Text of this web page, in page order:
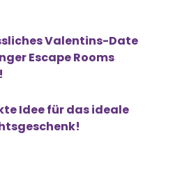
Valentins-Date
Escape Rooms
Idee für das ideale